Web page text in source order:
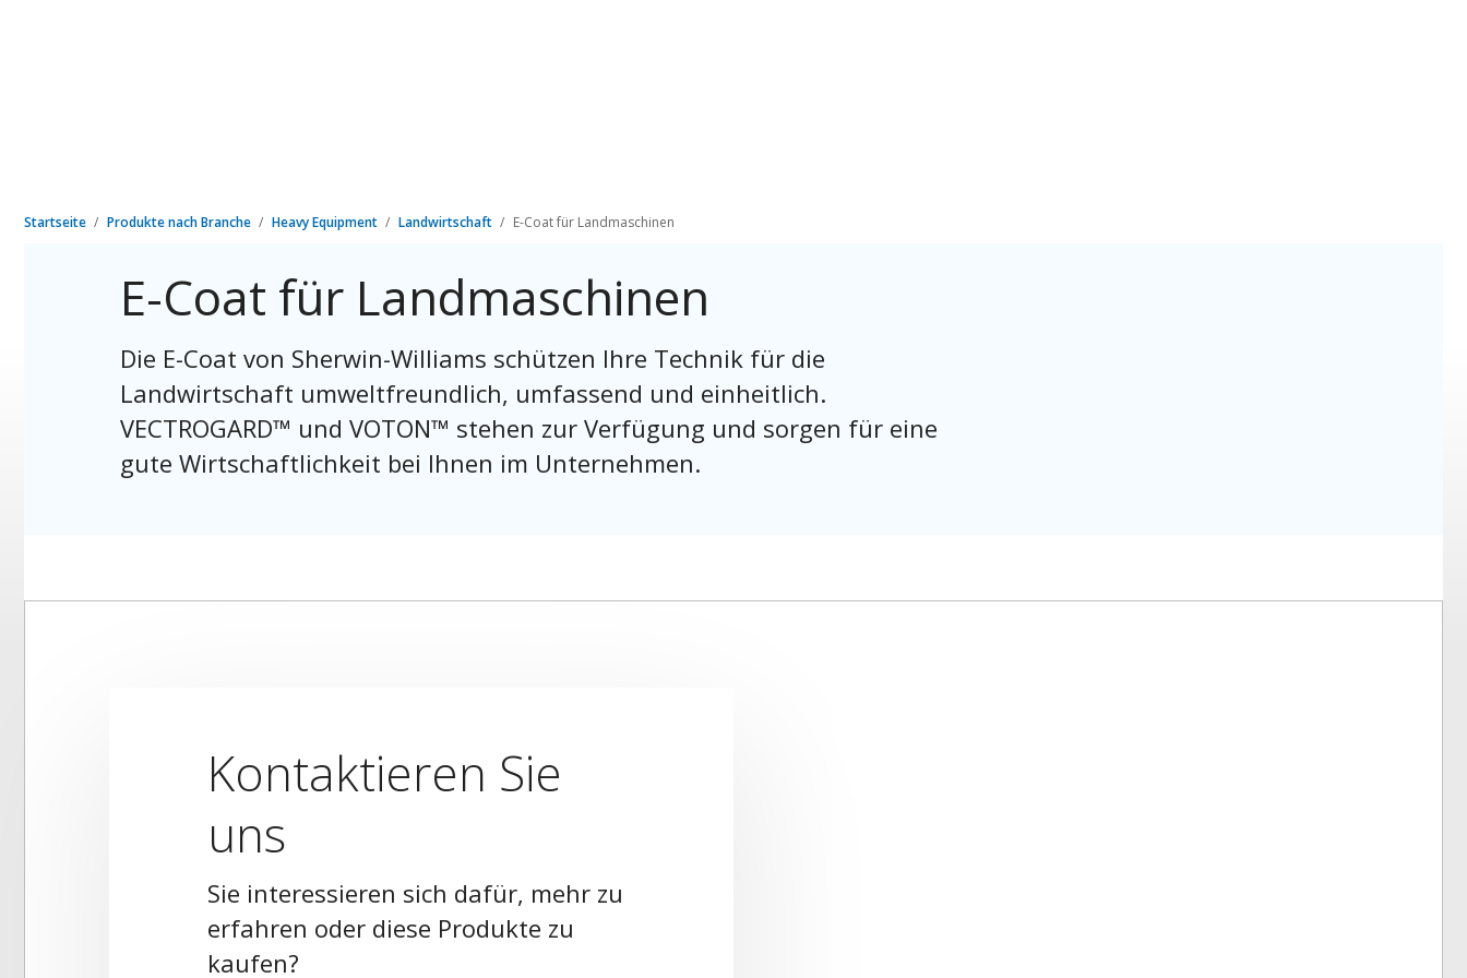
Startseite Produkte nach Branche Heavy Equipment Landwirtschaft E-Coat für Landmaschinen
E-Coat für Landmaschinen
Die E-Coat von Sherwin-Williams schützen Ihre Technik für die
Landwirtschaft umweltfreundlich, umfassend und einheitlich.
VECTROGARD™ und VOTON™ stehen zur Verfügung und sorgen für eine
gute Wirtschaftlichkeit bei Ihnen im Unternehmen.
Kontaktieren Sie
uns
Sie interessieren sich dafür, mehr zu
erfahren oder diese Produkte zu
kaufen?